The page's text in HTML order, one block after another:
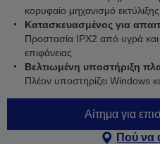
κορυφαίο μηχανισμό εκτύλιξης
Κατασκευασμένος για
Προστασία IPX2 από υγρά και
επιφάνειας
Βελτιωμένη υποστήριξη
Πλέον υποστηρίζει Windows
Αίτημα για
Πού να